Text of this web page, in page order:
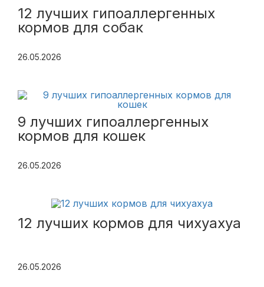
12 лучших гипоаллергенных
кормов для собак
26.05.2026
9 лучших гипоаллергенных
кормов для кошек
26.05.2026
12 лучших кормов для чихуахуа
26.05.2026